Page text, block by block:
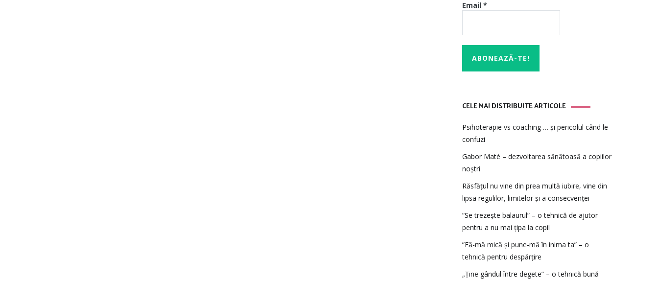
Email *
CELE MAI DISTRIBUITE ARTICOLE
Psihoterapie vs coaching … și pericolul când le
confuzi
Gabor Maté – dezvoltarea sănătoasă a copiilor
noștri
Răsfățul nu vine din prea multă iubire, vine din
lipsa regulilor, limitelor și a consecvenței
”Se trezește balaurul” – o tehnică de ajutor
pentru a nu mai țipa la copil
”Fă-mă mică și pune-mă în inima ta” – o
tehnică pentru despărțire
„Ține gândul între degete” – o tehnică bună